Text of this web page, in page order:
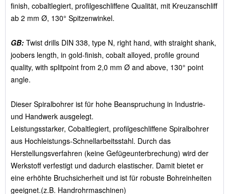
finish, cobaltlegiert, profilgeschliffene Qualität, mit Kreuzanschliff
ab 2 mm Ø, 130° Spitzenwinkel.
GB: Twist drills DIN 338, type N, right hand, with straight shank,
joobers length, in gold-finish, cobalt alloyed, profile ground
quality, with splitpoint from 2,0 mm Ø and above, 130° point
angle.
Dieser Spiralbohrer ist für hohe Beanspruchung in Industrie-
und Handwerk ausgelegt.
Leistungsstarker, Cobaltlegiert, profilgeschliffene Spiralbohrer
aus Hochleistungs-Schnellarbeitsstahl. Durch das
Herstellungsverfahren (keine Gefügeunterbrechung) wird der
Werkstoff verfestigt und dadurch elastischer. Damit bietet er
eine erhöhte Bruchsicherheit und ist für robuste Bohreinheiten
geeignet.(z.B. Handrohrmaschinen)